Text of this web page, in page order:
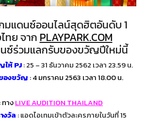
มแดนซ์ออนไลน์สุดฮิตอันดับ 1
ทย จาก PLAYPARK.COM
ซ์ร่วมแลกรับของขวัญปีใหม่นี้
ให้ PJ: 25 – 31 ธันวาคม 2562 เวลา 23.59 น.
ของขวัญ : 4 มกราคม 2563 เวลา 18.00 น.
: ทางLIVE AUDITION THAILAND
งวัล : แอดไอเทมเข้าตัวละครภายในวันที่ 15